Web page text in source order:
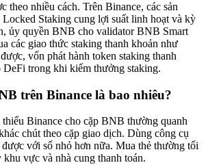
theo nhiều cách. Trên Binance, các sản
Locked Staking cung lợi suất linh hoạt và kỳ
ủy quyền BNB cho validator BNB Smart
các giao thức staking thanh khoản như
vốn phát hành token staking thanh
DeFi trong khi kiếm thưởng staking.
trên Binance là bao nhiêu?
Binance cho cặp BNB thường quanh
chút theo cặp giao dịch. Dùng công cụ
với số nhỏ hơn nữa. Mua thẻ thường tối
vực và nhà cung thanh toán.